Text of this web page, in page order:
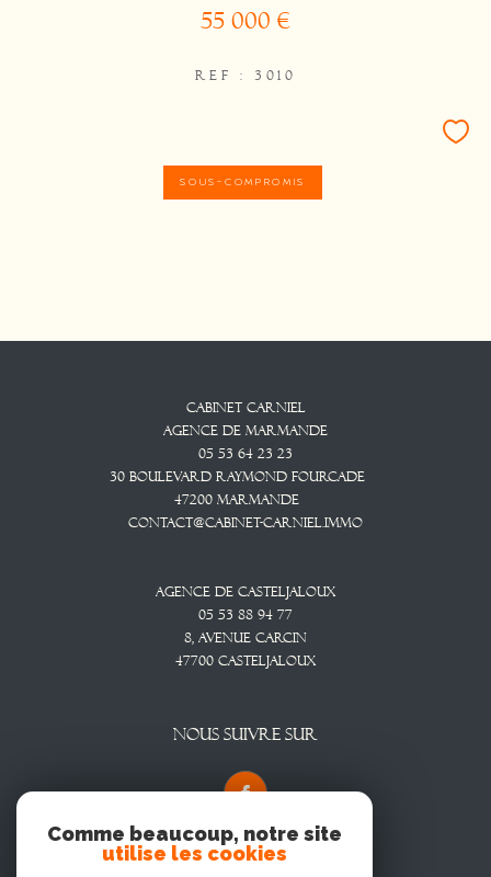
55 000 €
REF : 3010
SOUS-COMPROMIS
Cabinet CARNIEL
Agence De Marmande
05 53 64 23 23
30 Boulevard Raymond Fourcade
47200
Marmande
contact@cabinet-carniel.immo
Agence De Casteljaloux
05 53 88 94 77
8, Avenue CARCIN
47700
CASTELJALOUX
NOUS SUIVRE SUR
Comme beaucoup, notre site
utilise les cookies